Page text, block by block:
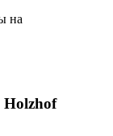
на
Holzhof